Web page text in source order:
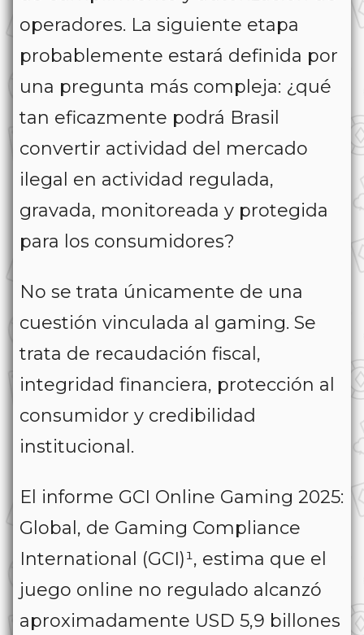
operadores. La siguiente etapa
probablemente estará definida por
una pregunta más compleja: ¿qué
tan eficazmente podrá Brasil
convertir actividad del mercado
ilegal en actividad regulada,
gravada, monitoreada y protegida
para los consumidores?
No se trata únicamente de una
cuestión vinculada al gaming. Se
trata de recaudación fiscal,
integridad financiera, protección al
consumidor y credibilidad
institucional.
El informe GCI Online Gaming 2025:
Global, de Gaming Compliance
International (GCI)¹, estima que el
juego online no regulado alcanzó
aproximadamente USD 5,9 billones